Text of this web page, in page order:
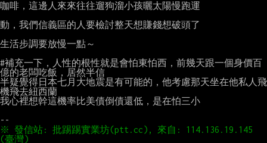
咖啡，這邊人來來往往遛狗溜小孩曬太陽慢跑運
動，我們信義區的人要檢討整天想賺錢想破頭了
生活步調要放慢一點～
#補充一下，人性的根性就是會怕東怕西，前幾天跟一個身價百
億的老闆吃飯，居然半信
半疑覺得日本七月大地震是有可能的，他考慮那天坐在他私人飛
機飛去紐西蘭
我心裡想幹這機率比美債倒債還低，是在怕三小
※ 發信站: 批踢踢實業坊(ptt.cc), 來自: 114.136.19.145